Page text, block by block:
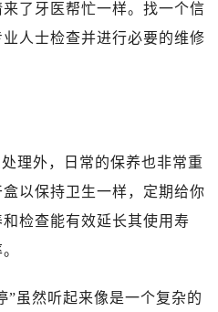
了牙医帮忙一样。找一个信
人士检查并进行必要的维修
理外，日常的保养也非常重
以保持卫生一样，定期给你
检查能有效延长其使用寿
”虽然听起来像是一个复杂的